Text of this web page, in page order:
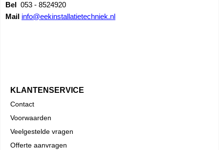
Bel 053 - 8524920
Mail info@eekinstallatietechniek.nl
KLANTENSERVICE
Contact
Voorwaarden
Veelgestelde vragen
Offerte aanvragen